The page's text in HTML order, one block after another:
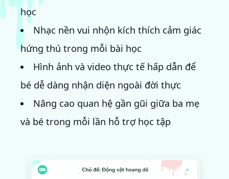
học
Nhạc nền vui nhộn kích thích cảm giác
hứng thú trong mỗi bài học
Hình ảnh và video thực tế hấp dẫn để
bé dễ dàng nhận diện ngoài đời thực
Nâng cao quan hệ gần gũi giữa ba mẹ
và bé trong mỗi lần hỗ trợ học tập